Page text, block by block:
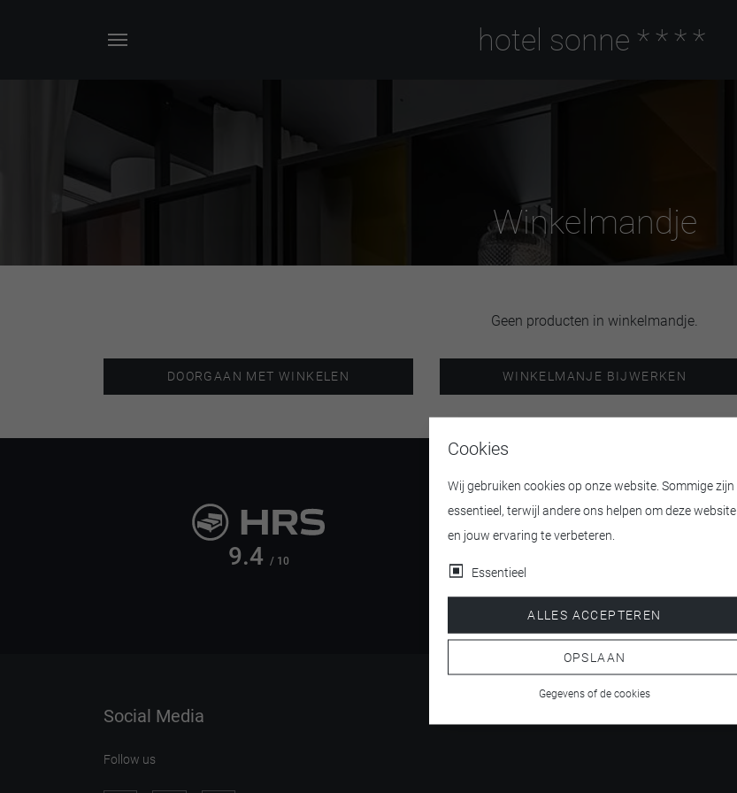
hotel sonne ****
Winkelmandje
Geen producten in winkelmandje.
DOORGAAN MET WINKELEN WINKELMANJE BIJWERKEN
9.4 / 10
Social Media
Follow us
Cookies
Wij gebruiken cookies op onze website. Sommige zijn
essentieel, terwijl andere ons helpen om deze website
en jouw ervaring te verbeteren.
Essentieel
ALLES ACCEPTEREN
OPSLAAN
Gegevens of de cookies